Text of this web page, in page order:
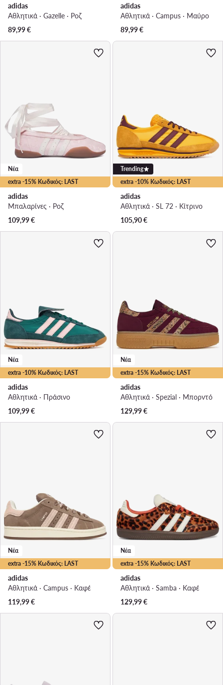
adidas
Αθλητικά · Gazelle · Ροζ
89,99€
adidas
Αθλητικά · Campus · Μαύρο
89,99€
extra -15% Κωδικός: LAST
Νέα
adidas
Μπαλαρίνες · Ροζ
109,99€
extra -10% Κωδικός: LAST
Trending
adidas
Αθλητικά · SL 72 · Κίτρινο
105,90€
extra -10% Κωδικός: LAST
Νέα
adidas
Αθλητικά · Πράσινο
109,99€
extra -15% Κωδικός: LAST
Νέα
adidas
Αθλητικά · Spezial · Μπορντό
129,99€
extra -15% Κωδικός: LAST
Νέα
adidas
Αθλητικά · Campus · Καφέ
119,99€
extra -15% Κωδικός: LAST
Νέα
adidas
Αθλητικά · Samba · Καφέ
129,99€